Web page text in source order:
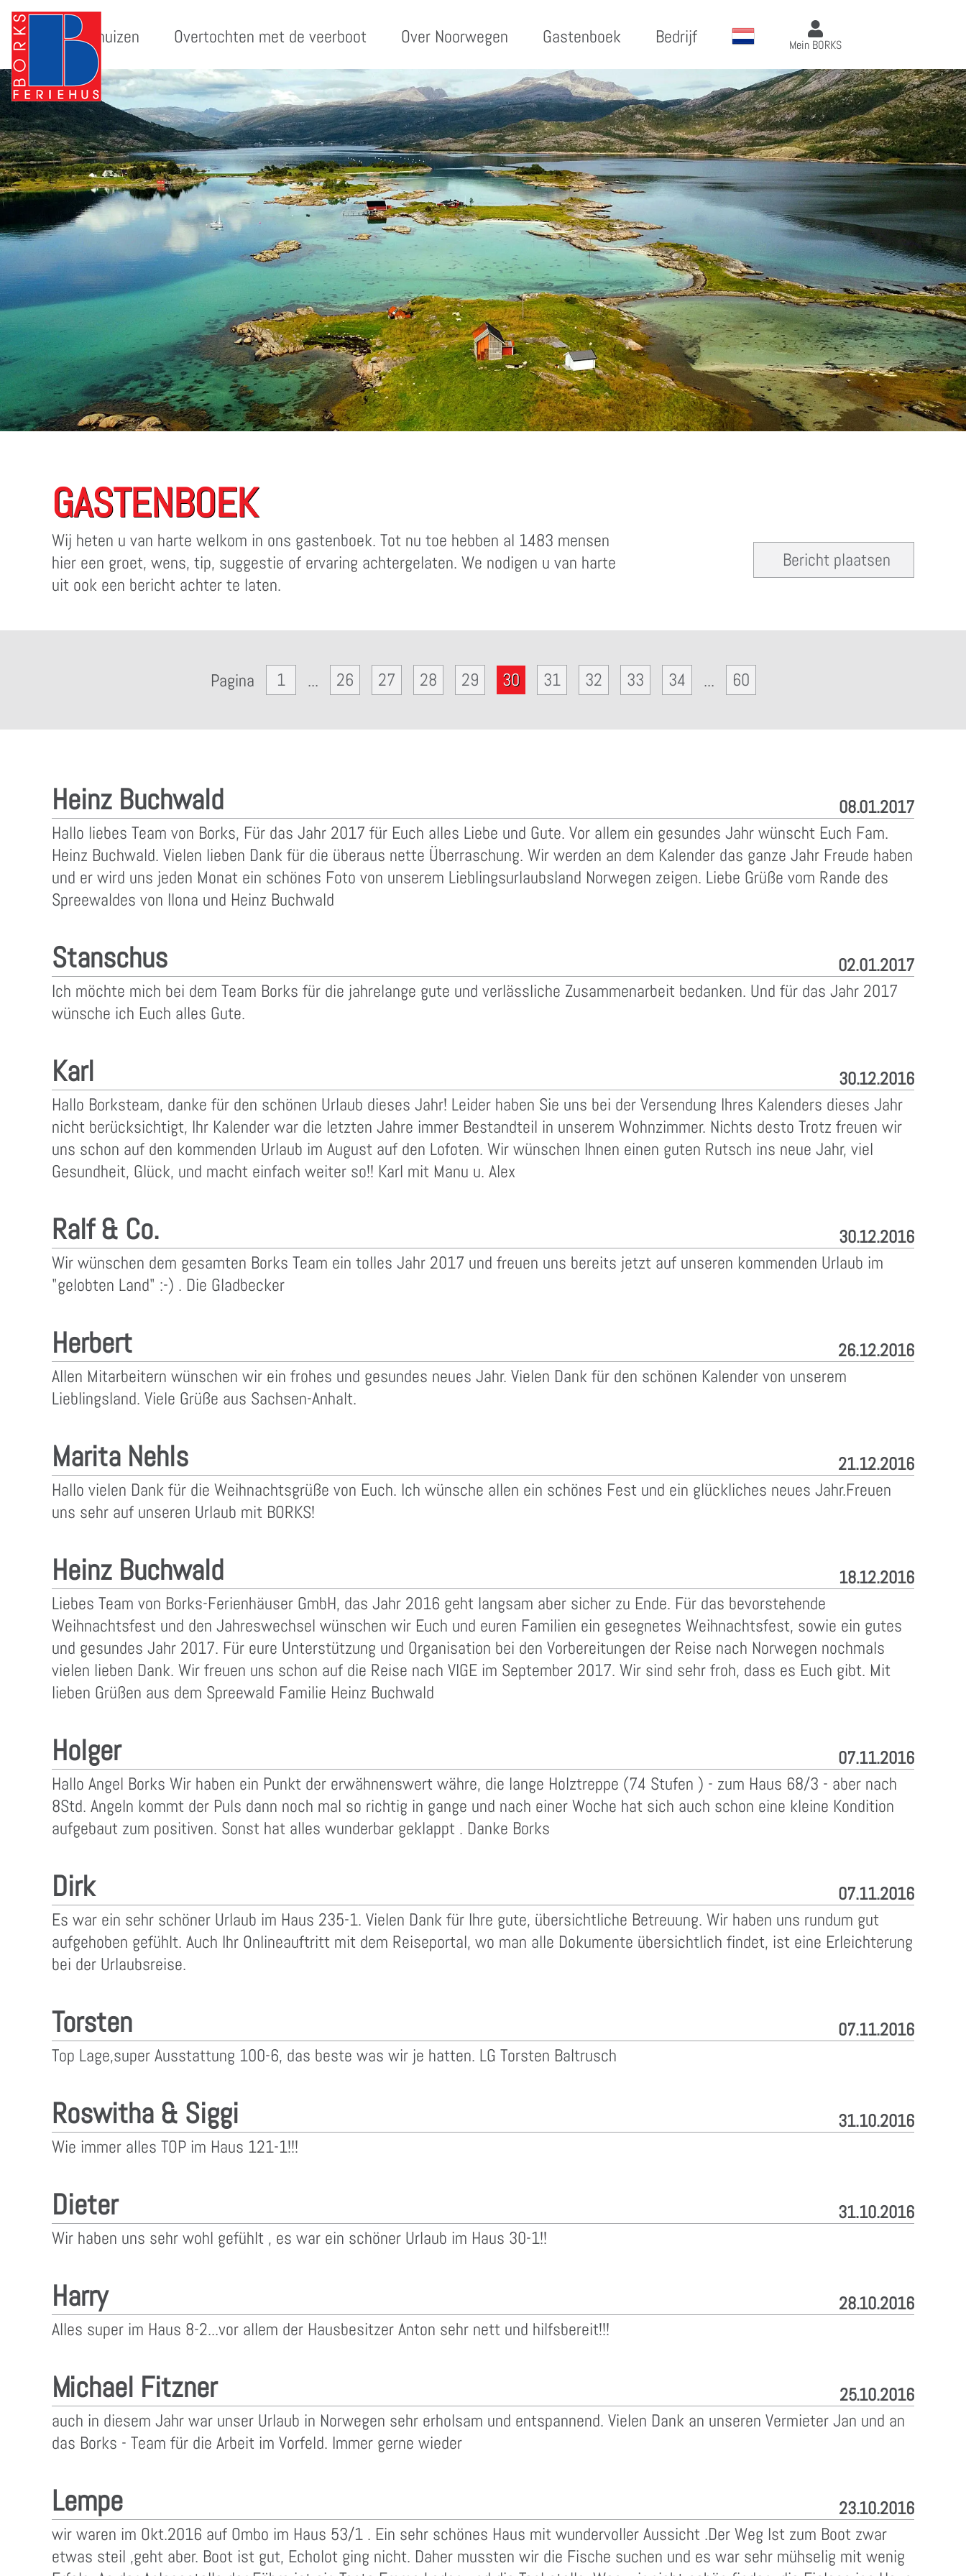
Vakantiehuizen Overtochten met de veerboot Over Noorwegen Gastenboek Bedrijf Mein BORKS
GASTENBOEK
Wij heten u van harte welkom in ons gastenboek. Tot nu toe hebben al 1483 mensen
hier een groet, wens, tip, suggestie of ervaring achtergelaten. We nodigen u van harte
uit ook een bericht achter te laten.
Bericht plaatsen
Pagina 1 ... 26 27 28 29 30 31 32 33 34 ... 60
Heinz Buchwald
08.01.2017
Hallo liebes Team von Borks, Für das Jahr 2017 für Euch alles Liebe und Gute. Vor allem ein gesundes Jahr wünscht Euch Fam.
Heinz Buchwald. Vielen lieben Dank für die überaus nette Überraschung. Wir werden an dem Kalender das ganze Jahr Freude haben
und er wird uns jeden Monat ein schönes Foto von unserem Lieblingsurlaubsland Norwegen zeigen. Liebe Grüße vom Rande des
Spreewaldes von Ilona und Heinz Buchwald
Stanschus
02.01.2017
Ich möchte mich bei dem Team Borks für die jahrelange gute und verlässliche Zusammenarbeit bedanken. Und für das Jahr 2017
wünsche ich Euch alles Gute.
Karl
30.12.2016
Hallo Borksteam, danke für den schönen Urlaub dieses Jahr! Leider haben Sie uns bei der Versendung Ihres Kalenders dieses Jahr
nicht berücksichtigt, Ihr Kalender war die letzten Jahre immer Bestandteil in unserem Wohnzimmer. Nichts desto Trotz freuen wir
uns schon auf den kommenden Urlaub im August auf den Lofoten. Wir wünschen Ihnen einen guten Rutsch ins neue Jahr, viel
Gesundheit, Glück, und macht einfach weiter so!! Karl mit Manu u. Alex
Ralf & Co.
30.12.2016
Wir wünschen dem gesamten Borks Team ein tolles Jahr 2017 und freuen uns bereits jetzt auf unseren kommenden Urlaub im
"gelobten Land" :-) . Die Gladbecker
Herbert
26.12.2016
Allen Mitarbeitern wünschen wir ein frohes und gesundes neues Jahr. Vielen Dank für den schönen Kalender von unserem
Lieblingsland. Viele Grüße aus Sachsen-Anhalt.
Marita Nehls
21.12.2016
Hallo vielen Dank für die Weihnachtsgrüße von Euch. Ich wünsche allen ein schönes Fest und ein glückliches neues Jahr.Freuen
uns sehr auf unseren Urlaub mit BORKS!
Heinz Buchwald
18.12.2016
Liebes Team von Borks-Ferienhäuser GmbH, das Jahr 2016 geht langsam aber sicher zu Ende. Für das bevorstehende
Weihnachtsfest und den Jahreswechsel wünschen wir Euch und euren Familien ein gesegnetes Weihnachtsfest, sowie ein gutes
und gesundes Jahr 2017. Für eure Unterstützung und Organisation bei den Vorbereitungen der Reise nach Norwegen nochmals
vielen lieben Dank. Wir freuen uns schon auf die Reise nach VIGE im September 2017. Wir sind sehr froh, dass es Euch gibt. Mit
lieben Grüßen aus dem Spreewald Familie Heinz Buchwald
Holger
07.11.2016
Hallo Angel Borks Wir haben ein Punkt der erwähnenswert währe, die lange Holztreppe (74 Stufen ) - zum Haus 68/3 - aber nach
8Std. Angeln kommt der Puls dann noch mal so richtig in gange und nach einer Woche hat sich auch schon eine kleine Kondition
aufgebaut zum positiven. Sonst hat alles wunderbar geklappt . Danke Borks
Dirk
07.11.2016
Es war ein sehr schöner Urlaub im Haus 235-1. Vielen Dank für Ihre gute, übersichtliche Betreuung. Wir haben uns rundum gut
aufgehoben gefühlt. Auch Ihr Onlineauftritt mit dem Reiseportal, wo man alle Dokumente übersichtlich findet, ist eine Erleichterung
bei der Urlaubsreise.
Torsten
07.11.2016
Top Lage,super Ausstattung 100-6, das beste was wir je hatten. LG Torsten Baltrusch
Roswitha & Siggi
31.10.2016
Wie immer alles TOP im Haus 121-1!!!
Dieter
31.10.2016
Wir haben uns sehr wohl gefühlt , es war ein schöner Urlaub im Haus 30-1!!
Harry
28.10.2016
Alles super im Haus 8-2...vor allem der Hausbesitzer Anton sehr nett und hilfsbereit!!!
Michael Fitzner
25.10.2016
auch in diesem Jahr war unser Urlaub in Norwegen sehr erholsam und entspannend. Vielen Dank an unseren Vermieter Jan und an
das Borks - Team für die Arbeit im Vorfeld. Immer gerne wieder
Lempe
23.10.2016
wir waren im Okt.2016 auf Ombo im Haus 53/1 . Ein sehr schönes Haus mit wundervoller Aussicht .Der Weg Ist zum Boot zwar
etwas steil ,geht aber. Boot ist gut, Echolot ging nicht. Daher mussten wir die Fische suchen und es war sehr mühselig mit wenig